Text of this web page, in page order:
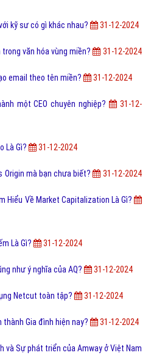
kỹ sư có gì khác nhau? 31-12-2024
văn hóa vùng miền? 31-12-2024
email theo tên miền? 31-12-2024
một CEO chuyên nghiệp?
31-12-
Là Gì? 31-12-2024
Origin mà bạn chưa biết? 31-12-2024
Hiểu Về Market Capitalization Là Gì?
Là Gì? 31-12-2024
như ý nghĩa của AQ? 31-12-2024
Netcut toàn tập? 31-12-2024
thành Gia đình hiện nay? 31-12-2024
và Sự phát triển của Amway ở Việt Nam